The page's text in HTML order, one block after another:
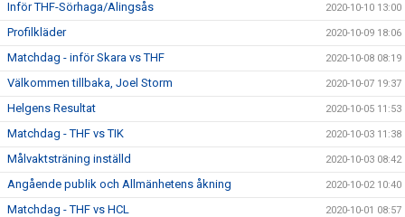
Inför THF-Sörhaga/Alingsås 2020-10-10 13:00
Profilkläder 2020-10-09 18:06
Matchdag - inför Skara vs THF 2020-10-08 08:19
Välkommen tillbaka, Joel Storm 2020-10-07 19:37
Helgens Resultat 2020-10-05 11:53
Matchdag - THF vs TIK 2020-10-03 11:38
Målvaktsträning inställd 2020-10-03 08:42
Angående publik och Allmänhetens åkning 2020-10-02 10:40
Matchdag - THF vs HCL 2020-10-01 08:57